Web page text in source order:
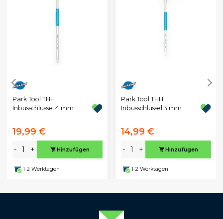
Park Tool THH
Inbusschlüssel 4 mm
19,99 €
- + Hinzufügen
1-2 Werktagen
Park Tool THH
Inbusschlüssel 3 mm
14,99 €
- + Hinzufügen
1-2 Werktagen